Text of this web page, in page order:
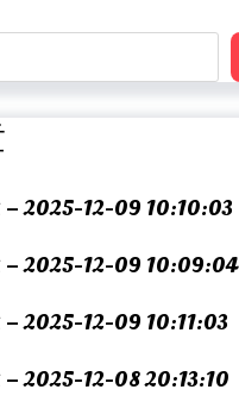
– 2025-12-09 10:10:03
– 2025-12-09 10:09:04
– 2025-12-09 10:11:03
– 2025-12-08 20:13:10